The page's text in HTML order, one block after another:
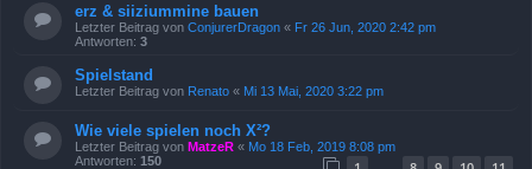
erz & siiziummine bauen
Letzter Beitrag von ConjurerDragon « Fr 26 Jun, 2020 2:42 pm
Antworten: 3
Spielstand
Letzter Beitrag von Renato « Mi 13 Mai, 2020 3:22 pm
Wie viele spielen noch X²?
Letzter Beitrag von MatzeR « Mo 18 Feb, 2019 8:08 pm
Antworten: 150